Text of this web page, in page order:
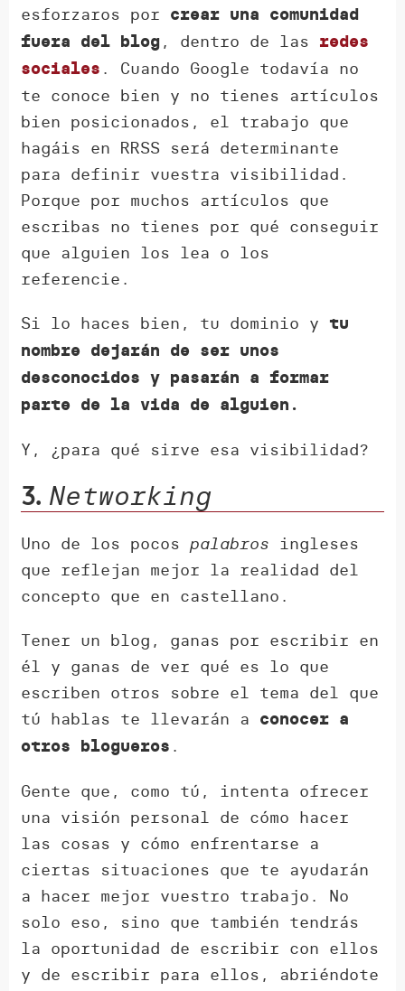
esforzaros por crear una comunidad
fuera del blog, dentro de las redes
sociales . Cuando Google todavía no
te conoce bien y no tienes artículos
bien posicionados, el trabajo que
hagáis en RRSS será determinante
para definir vuestra visibilidad.
Porque por muchos artículos que
escribas no tienes por qué conseguir
que alguien los lea o los
referencie.
Si lo haces bien, tu dominio y tu
nombre dejarán de ser unos
desconocidos y pasarán a formar
parte de la vida de alguien.
Y, ¿para qué sirve esa visibilidad?
3. Networking
Uno de los pocospalabros ingleses
que reflejan mejor la realidad del
concepto que en castellano.
Tener un blog, ganas por escribir en
él y ganas de ver qué es lo que
escriben otros sobre el tema del que
tú hablas te llevarán a conocer a
otros blogueros .
Gente que, como tú, intenta ofrecer
una visión personal de cómo hacer
las cosas y cómo enfrentarse a
ciertas situaciones que te ayudarán
a hacer mejor vuestro trabajo. No
solo eso, sino que también tendrás
la oportunidad de escribir con ellos
y de escribir para ellos, abriéndote